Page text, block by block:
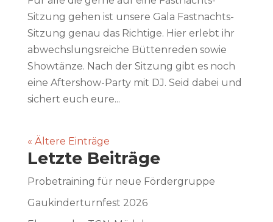
Sitzung gehen ist unsere Gala Fastnachts-
Sitzung genau das Richtige. Hier erlebt ihr
abwechslungsreiche Büttenreden sowie
Showtänze. Nach der Sitzung gibt es noch
eine Aftershow-Party mit DJ. Seid dabei und
sichert euch eure...
« Ältere Einträge
Letzte Beiträge
Probetraining für neue Fördergruppe
Gaukinderturnfest 2026